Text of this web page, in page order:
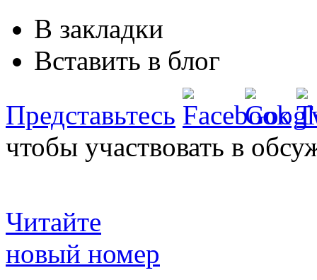
В закладки
Вставить в блог
Представьтесь
чтобы участвовать в
Читайте
новый номер